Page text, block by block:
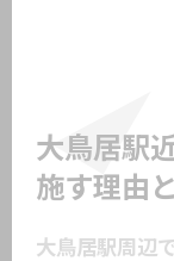
特徴
カー
効果
大鳥居駅
施す理由
大鳥居駅周辺